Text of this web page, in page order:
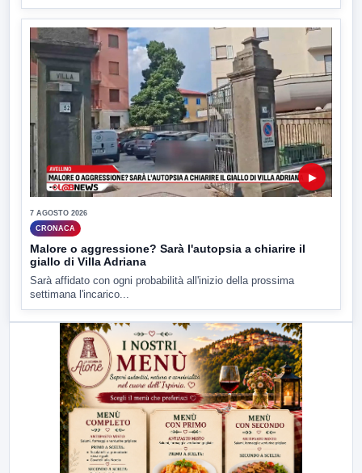
▶
7 AGOSTO 2026
CRONACA
Malore o aggressione? Sarà l'autopsia a chiarire il
giallo di Villa Adriana
Sarà affidato con ogni probabilità all'inizio della prossima
settimana l'incarico...